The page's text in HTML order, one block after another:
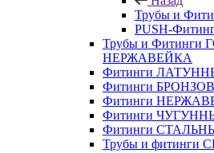
Трубы и
PUSH-
Трубы и
НЕРЖАВЕЙКА
Фитинги
Фитинги
Фитинги
Фитинги
Фитинги
Трубы и